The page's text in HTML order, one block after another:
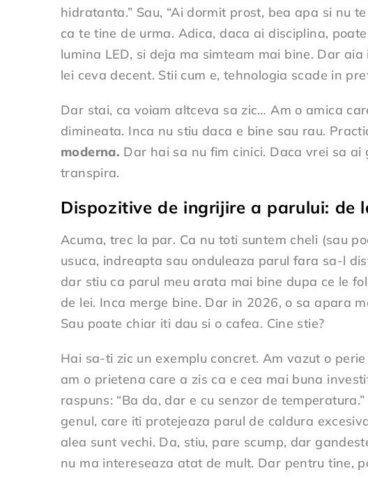
hidratanta.” Sau, “Ai dormit prost, bea apa si nu
ca te tine de urma. Adica, daca ai disciplina,
lumina LED, si deja ma simteam mai bine. Dar
lei ceva decent. Stii cum e, tehnologia scade in
Dar stai, ca voiam altceva sa zic… Am o amica
dimineata. Inca nu stiu daca e bine sau rau.
moderna. Dar hai sa nu fim cinici. Daca vrei sa
transpira.
Dispozitive de ingrijire a parului: de
Acuma, trec la par. Ca nu toti suntem cheli (sau
usuca, indreapta sau onduleaza parul fara sa-l
dar stiu ca parul meu arata mai bine dupa ce le
de lei. Inca merge bine. Dar in 2026, o sa apara
Sau poate chiar iti dau si o cafea. Cine stie?
Hai sa-ti zic un exemplu concret. Am vazut o
am o prietena care a zis ca e cea mai buna
raspuns: “Ba da, dar e cu senzor de temperatura.”
genul, care iti protejeaza parul de caldura
alea sunt vechi. Da, stiu, pare scump, dar
nu ma intereseaza atat de mult. Dar pentru tine,